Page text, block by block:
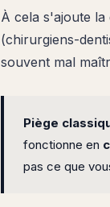
À cela s'ajoute la
(chirurgiens-
souvent mal
Piège
fonctionne en
pas ce que